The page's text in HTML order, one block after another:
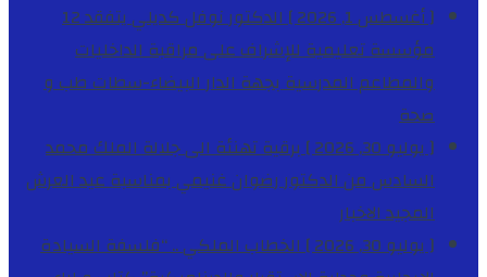
[ أغسطس 1, 2026 ]
الدكتور نوفل كديلي يتفقد 12
مؤسسة تعليمية للإشراف على مراقبة الداخليات
والمطاعم المدرسية بجهة الدار البيضاء-سطاتطب و
صحة
[ يوليو 30, 2026 ]
برقية تهنئة الى جلالة الملك محمد
السادس من الدكتور رضوان غنيمي بمناسبة عيد العرش
المجيدالاخبار
[ يوليو 30, 2026 ]
الخطاب الملكي .. “فلسفة السيادة